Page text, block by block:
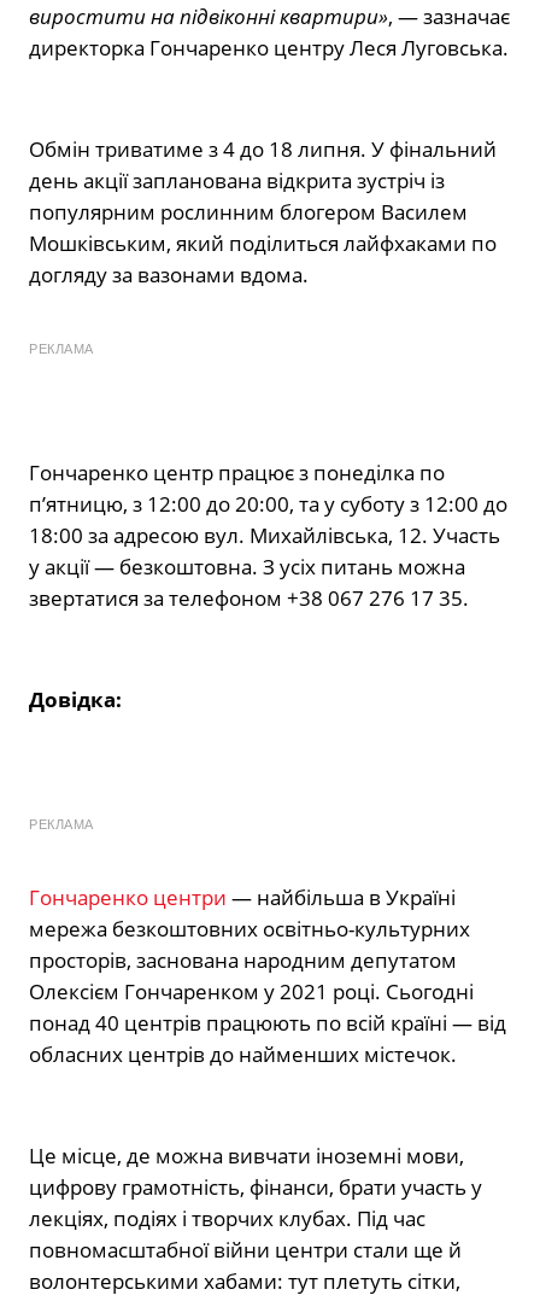
виростити на підвіконні квартири», — зазначає
директорка Гончаренко центру Леся Луговська.
Обмін триватиме з 4 до 18 липня. У фінальний
день акції запланована відкрита зустріч із
популярним рослинним блогером Василем
Мошківським, який поділиться лайфхаками по
догляду за вазонами вдома.
РЕКЛАМА
Гончаренко центр працює з понеділка по
п’ятницю, з 12:00 до 20:00, та у суботу з 12:00 до
18:00 за адресою вул. Михайлівська, 12. Участь
у акції — безкоштовна. З усіх питань можна
звертатися за телефоном +38 067 276 17 35.
Довідка:
РЕКЛАМА
Гончаренко центри — найбільша в Україні
мережа безкоштовних освітньо-культурних
просторів, заснована народним депутатом
Олексієм Гончаренком у 2021 році. Сьогодні
понад 40 центрів працюють по всій країні — від
обласних центрів до найменших містечок.
Це місце, де можна вивчати іноземні мови,
цифрову грамотність, фінанси, брати участь у
лекціях, подіях і творчих клубах. Під час
повномасштабної війни центри стали ще й
волонтерськими хабами: тут плетуть сітки,